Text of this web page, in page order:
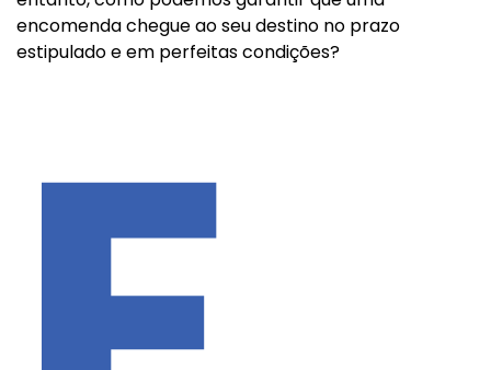
encomenda chegue ao seu destino no prazo
estipulado e em perfeitas condições?